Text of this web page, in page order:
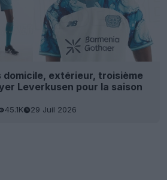
domicile, extérieur, troisième
Leverkusen pour la saison
45.1K 29 Juil 2026